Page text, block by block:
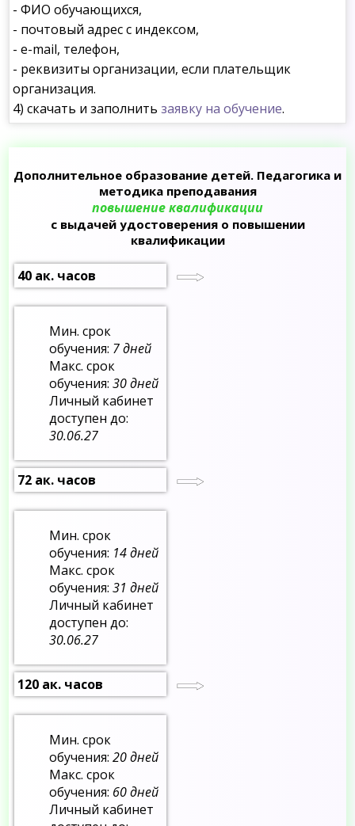
- ФИО обучающихся,
- почтовый адрес с индексом,
- e-mail, телефон,
- реквизиты организации, если плательщик
организация.
4) скачать и заполнитьзаявку на обучение.
Дополнительное образование детей. Педагогика и
методика преподавания
повышение квалификации
с выдачей удостоверения о повышении
квалификации
40 ак. часов
Мин. срок
обучения: 7 дней
Макс. срок
обучения:30 дней
Личный кабинет
доступен до:
30.06.27
72 ак. часов
Мин. срок
обучения: 14 дней
Макс. срок
обучения:31 дней
Личный кабинет
доступен до:
30.06.27
120 ак. часов
Мин. срок
обучения:20 дней
Макс. срок
обучения: 60 дней
Личный кабинет